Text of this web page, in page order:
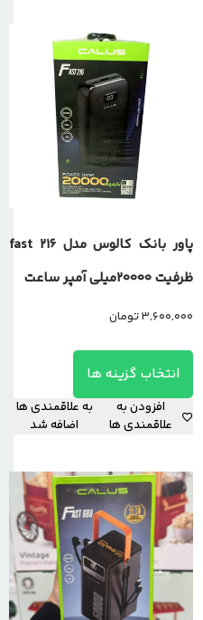
پاور بانک کالوس مدل fast 216
ظرفیت 20000میلی آمپر ساعت
3,600,000تومان
انتخاب گزینه ها
افزودن به
علاقمندی ها
به علاقمندی ها
اضافه شد